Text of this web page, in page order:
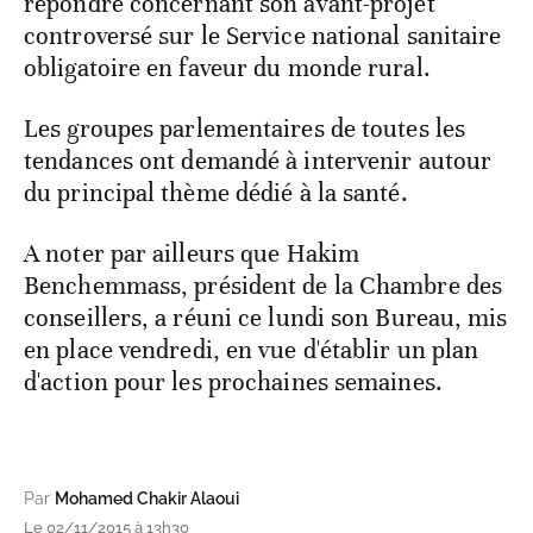
controversé sur le Service national sanitaire
obligatoire en faveur du monde rural.
Les groupes parlementaires de toutes les
tendances ont demandé à intervenir autour
du principal thème dédié à la santé.
A noter par ailleurs que Hakim
Benchemmass, président de la Chambre des
conseillers, a réuni ce lundi son Bureau, mis
en place vendredi, en vue d'établir un plan
d'action pour les prochaines semaines.
Par Mohamed Chakir Alaoui
Le 02/11/2015 à 13h30